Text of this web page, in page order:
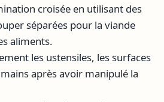
croisée en utilisant des
séparées pour la viande
aliments.
les ustensiles, les surfaces
après avoir manipulé la